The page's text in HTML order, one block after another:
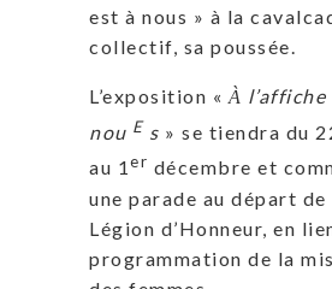
est à nous » à la
collectif, sa poussée.
L’exposition « À
nou E s » se tiendra du
au 1er décembre et
une parade au départ de
Légion d’Honneur, en
programmation de la